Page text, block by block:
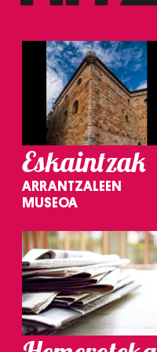
Eskaintzak
ARRANTZALEEN
MUSEOA